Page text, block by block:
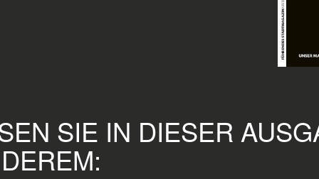
SIE IN DIESER